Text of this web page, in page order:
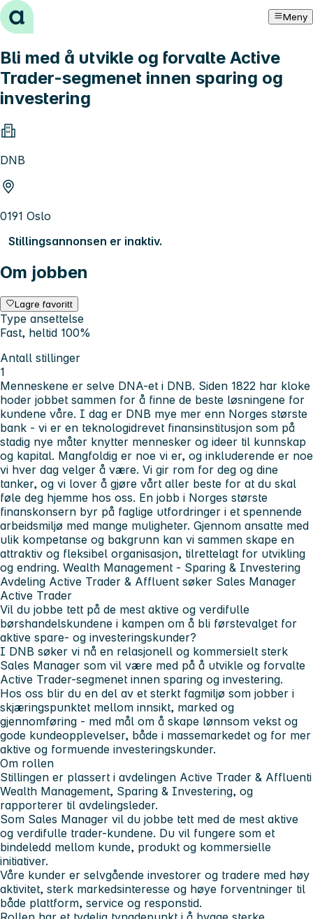
Hopp til innhold Meny
Bli med å utvikle og forvalte Active
Trader-segmenet innen sparing og
investering
DNB
0191 Oslo
Stillingsannonsen er inaktiv.
Om jobben
Lagre favoritt
Type ansettelse
Fast, heltid 100%
Antall stillinger
1
Menneskene er selve DNA-et i DNB. Siden 1822 har kloke
hoder jobbet sammen for å finne de beste løsningene for
kundene våre. I dag er DNB mye mer enn Norges største
bank - vi er en teknologidrevet finansinstitusjon som på
stadig nye måter knytter mennesker og ideer til kunnskap
og kapital. Mangfoldig er noe vi er, og inkluderende er noe
vi hver dag velger å være. Vi gir rom for deg og dine
tanker, og vi lover å gjøre vårt aller beste for at du skal
føle deg hjemme hos oss. En jobb i Norges største
finanskonsern byr på faglige utfordringer i et spennende
arbeidsmiljø med mange muligheter. Gjennom ansatte med
ulik kompetanse og bakgrunn kan vi sammen skape en
attraktiv og fleksibel organisasjon, tilrettelagt for utvikling
og endring. Wealth Management - Sparing & Investering
Avdeling Active Trader & Affluent søker Sales Manager
Active Trader
Vil du jobbe tett på de mest aktive og verdifulle
børshandelskundene i kampen om å bli førstevalget for
aktive spare- og investeringskunder?
I DNB søker vi nå en relasjonell og kommersielt sterk
Sales Manager som vil være med på å utvikle og forvalte
Active Trader-segmenet innen sparing og investering.
Hos oss blir du en del av et sterkt fagmiljø som jobber i
skjæringspunktet mellom innsikt, marked og
gjennomføring - med mål om å skape lønnsom vekst og
gode kundeopplevelser, både i massemarkedet og for mer
aktive og formuende investeringskunder.
Om rollen
Stillingen er plassert i avdelingen Active Trader & Affluenti
Wealth Management, Sparing & Investering, og
rapporterer til avdelingsleder.
Som Sales Manager vil du jobbe tett med de mest aktive
og verdifulle trader-kundene. Du vil fungere som et
bindeledd mellom kunde, produkt og kommersielle
initiativer.
Våre kunder er selvgående investorer og tradere med høy
aktivitet, sterk markedsinteresse og høye forventninger til
både plattform, service og responstid.